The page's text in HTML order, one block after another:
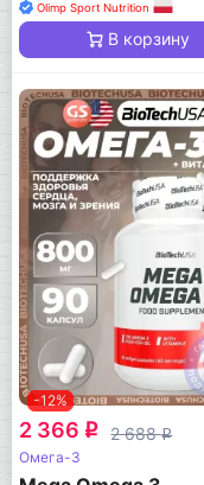
Olimp Sport Nutrition
В корзину
-12%
2 366 q 2 688q
Омега-3